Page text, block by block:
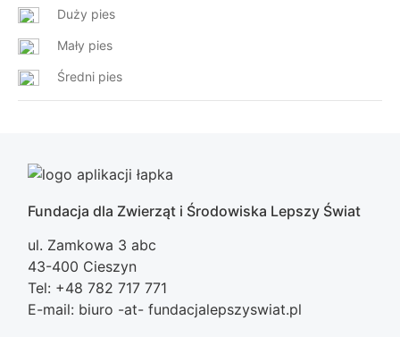
Duży pies
Mały pies
Średni pies
Fundacja dla Zwierząt i Środowiska Lepszy Świat
ul. Zamkowa 3 abc
43-400 Cieszyn
Tel: +48 782 717 771
E-mail: biuro -at- fundacjalepszyswiat.pl